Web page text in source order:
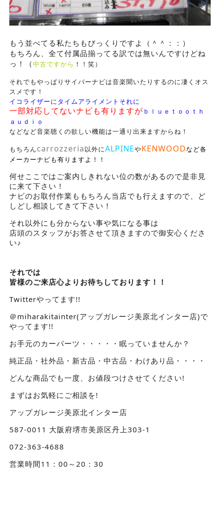
もう並べてる私たちもびっくりですよ
（＾＾：：）
もちろん、全て付属品揃ってる訳では無いんですけどね
っ！（ 中古ですから ！！笑）
それでもやっぱりサイバーナビは音楽聞いたりするのに凄くオス
スメです！
イコライザーにタイムアライメントそれに
一部対応してないナビも有りますが ｂｌｕｅｔｏｏｔｈ
ａｕｄｉｏ
などなど音楽聴くの欲しい機能は一通り出来ますからね！
もちろんcarrozzeria以外にALPINEやKENWOODなど各
メーカーナビも有りますよ！！
何せここではご案内しきれない位の数があるので是非見
に来て下さい！
ナビのお取付作業ももちろん当店でも行えますので、ど
しどし相談してきて下さい！
それ以外にも分からない事や気になる事は
店頭のスタッフがお答させて頂きますので御安心くださ
い♪
それでは
皆様のご来店心よりお待ちしております！！
Twitterやってます!!
＠miharakitainter(アップガレージ美原北インター店)で
やってます!!
お手元のカーパーツ・・・・・眠っていませんか？
純正品・社外品・新古品・中古品・わけあり品・・・・
どんな商品でも一度、お値段つけさせてください!
まずはお気軽にご相談を!
アップガレージ美原北インター店
587-0011 大阪府堺市美原区丹上303-1
072-363-4688
営業時間11：00～20：30